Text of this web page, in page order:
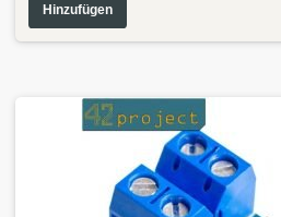
Hinzufügen